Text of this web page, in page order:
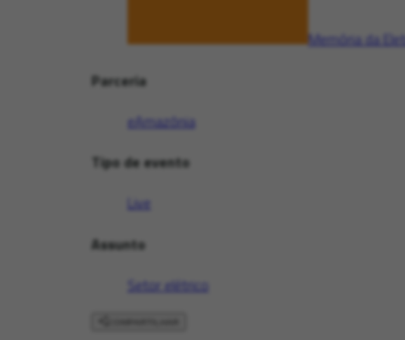
Memória da
Parceria
eAmazônia
Tipo de evento
Live
Assunto
Setor elétrico